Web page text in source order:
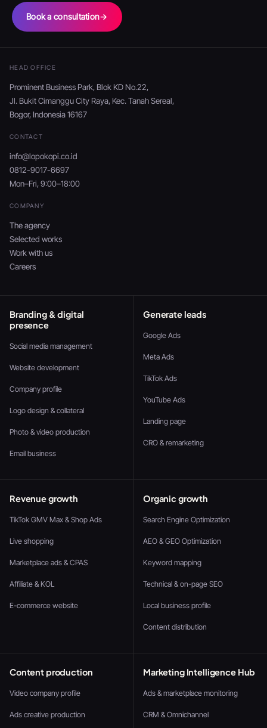
Book a consultation→
HEAD OFFICE
Prominent Business Park, Blok KD No.22,
Jl. Bukit Cimanggu City Raya, Kec. Tanah Sereal,
Bogor, Indonesia 16167
CONTACT
info@lopokopi.co.id
0812-9017-6697
Mon–Fri, 9:00–18:00
COMPANY
The agency
Selected works
Work with us
Careers
Branding & digital
presence
Social media management
Website development
Company profile
Logo design & collateral
Photo & video production
Email business
Generate leads
Google Ads
Meta Ads
TikTok Ads
YouTube Ads
Landing page
CRO & remarketing
Revenue growth
TikTok GMV Max & Shop Ads
Live shopping
Marketplace ads & CPAS
Affiliate & KOL
E-commerce website
Organic growth
Search Engine Optimization
AEO & GEO Optimization
Keyword mapping
Technical & on-page SEO
Local business profile
Content distribution
Content production
Video company profile
Ads creative production
Marketing Intelligence Hub
Ads & marketplace monitoring
CRM & Omnichannel